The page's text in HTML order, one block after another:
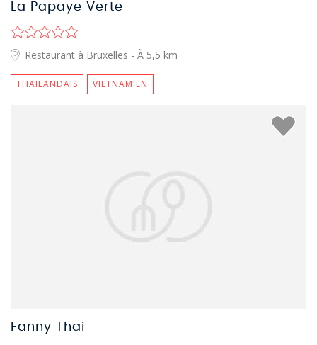
La Papaye Verte
Restaurant à Bruxelles - À 5,5 km
THAÏLANDAIS VIETNAMIEN
Fanny Thai